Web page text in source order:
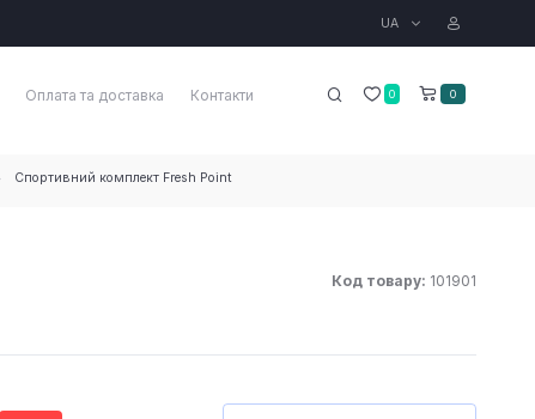
UA
0 0
Оплата та доставка Контакти
Спортивний комплект Fresh Point
Код товару: 101901